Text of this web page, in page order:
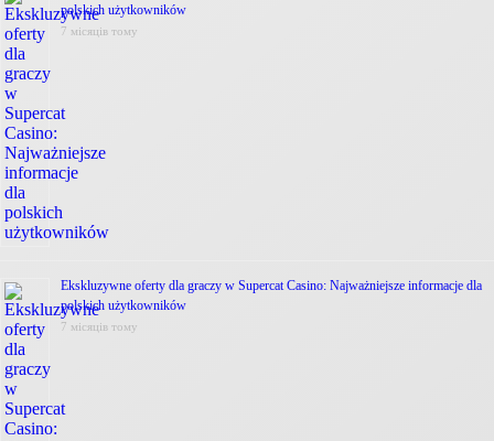
polskich użytkowników
7 місяців тому
Ekskluzywne oferty dla graczy w Supercat Casino: Najważniejsze informacje dla
polskich użytkowników
7 місяців тому